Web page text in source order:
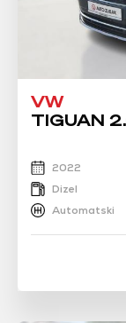
VW
TIGUAN
2022
Dizel
Automatski